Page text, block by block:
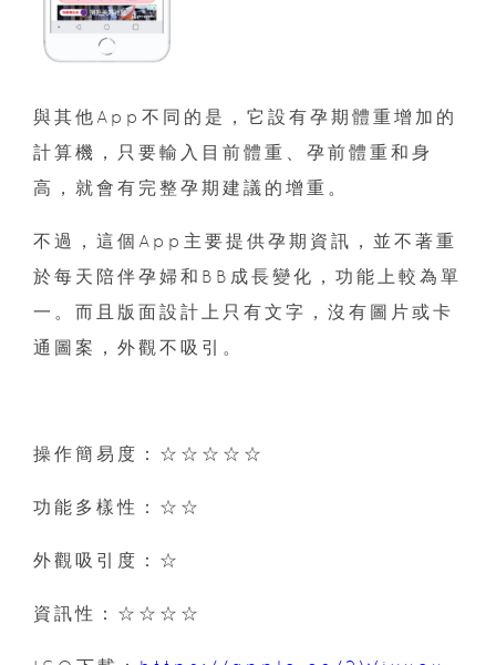
與其他App不同的是，它設有孕期體重增加的
計算機，只要輸入目前體重、孕前體重和身
高，就會有完整孕期建議的增重。
不過，這個App主要提供孕期資訊，並不著重
於每天陪伴孕婦和BB成長變化，功能上較為單
一。而且版面設計上只有文字，沒有圖片或卡
通圖案，外觀不吸引。
操作簡易度：☆☆☆☆☆
功能多樣性：☆☆
外觀吸引度：☆
資訊性：☆☆☆☆